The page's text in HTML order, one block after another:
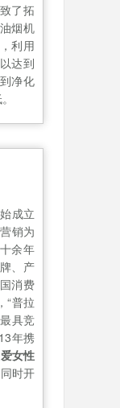
了拓
烟机
利用
达到
净化
成立
销为
余年
、产
消费
“普拉
具竞
年携
女性
时开